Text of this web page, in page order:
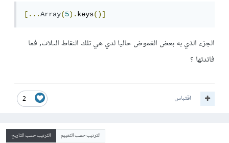
[...Array(5).keys()]
الجزء الذي به بعض الغموض حاليا لدي هي تلك النقاط الثلاث, فما
فائدتها ؟
2 اقتباس
الترتيب حسب التقييم الترتيب حسب التاريخ